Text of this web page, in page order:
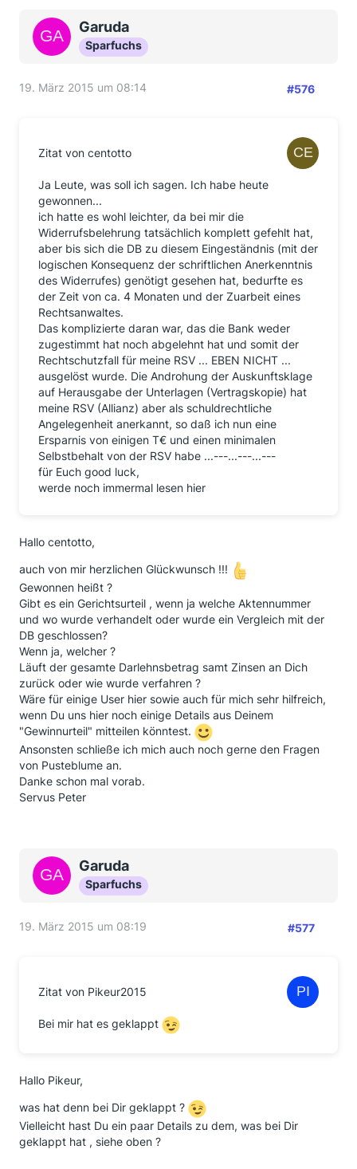
Garuda
Sparfuchs
19. März 2015 um 08:14 #576
Zitat von centotto
Ja Leute, was soll ich sagen. Ich habe heute
gewonnen...
ich hatte es wohl leichter, da bei mir die
Widerrufsbelehrung tatsächlich komplett gefehlt hat,
aber bis sich die DB zu diesem Eingeständnis (mit der
logischen Konsequenz der schriftlichen Anerkenntnis
des Widerrufes) genötigt gesehen hat, bedurfte es
der Zeit von ca. 4 Monaten und der Zuarbeit eines
Rechtsanwaltes.
Das komplizierte daran war, das die Bank weder
zugestimmt hat noch abgelehnt hat und somit der
Rechtschutzfall für meine RSV ... EBEN NICHT ...
ausgelöst wurde. Die Androhung der Auskunftsklage
auf Herausgabe der Unterlagen (Vertragskopie) hat
meine RSV (Allianz) aber als schuldrechtliche
Angelegenheit anerkannt, so daß ich nun eine
Ersparnis von einigen T€ und einen minimalen
Selbstbehalt von der RSV habe ...---...---...---
für Euch good luck,
werde noch immermal lesen hier
Hallo centotto,
auch von mir herzlichen Glückwunsch !!!
Gewonnen heißt ?
Gibt es ein Gerichtsurteil , wenn ja welche Aktennummer
und wo wurde verhandelt oder wurde ein Vergleich mit der
DB geschlossen?
Wenn ja, welcher ?
Läuft der gesamte Darlehnsbetrag samt Zinsen an Dich
zurück oder wie wurde verfahren ?
Wäre für einige User hier sowie auch für mich sehr hilfreich,
wenn Du uns hier noch einige Details aus Deinem
"Gewinnurteil" mitteilen könntest.
Ansonsten schließe ich mich auch noch gerne den Fragen
von Pusteblume an.
Danke schon mal vorab.
Servus Peter
Garuda
Sparfuchs
19. März 2015 um 08:19 #577
Zitat von Pikeur2015
Bei mir hat es geklappt
Hallo Pikeur,
was hat denn bei Dir geklappt ?
Vielleicht hast Du ein paar Details zu dem, was bei Dir
geklappt hat , siehe oben ?